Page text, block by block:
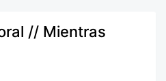
// Mientras